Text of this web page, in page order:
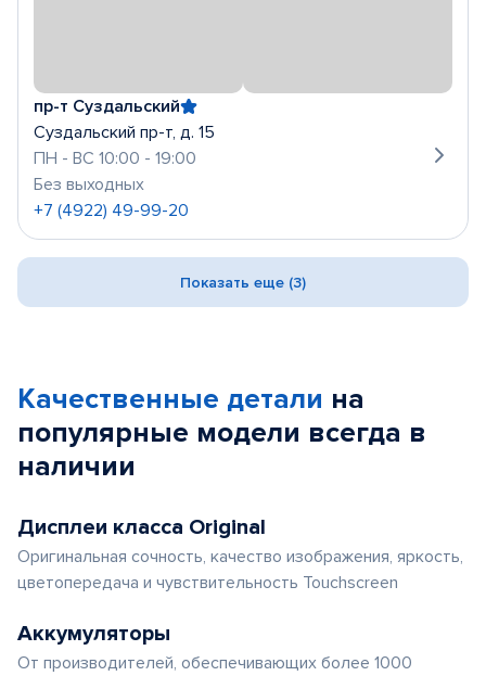
пр-т Суздальский
Суздальский пр-т, д. 15
ПН - ВС 10:00 - 19:00
Без выходных
+7 (4922) 49-99-20
Показать еще (3)
Качественные детали на
популярные модели всегда в
наличии
Дисплеи класса Original
Оригинальная сочность, качество изображения, яркость,
цветопередача и чувствительность Touchscreen
Аккумуляторы
От производителей, обеспечивающих более 1000